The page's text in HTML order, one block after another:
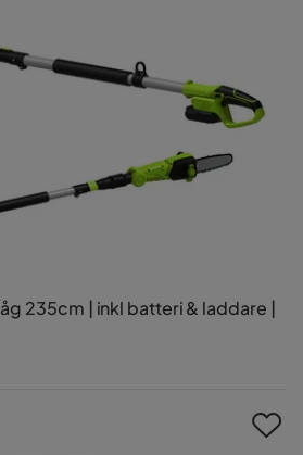
235cm | inkl batteri & laddare |